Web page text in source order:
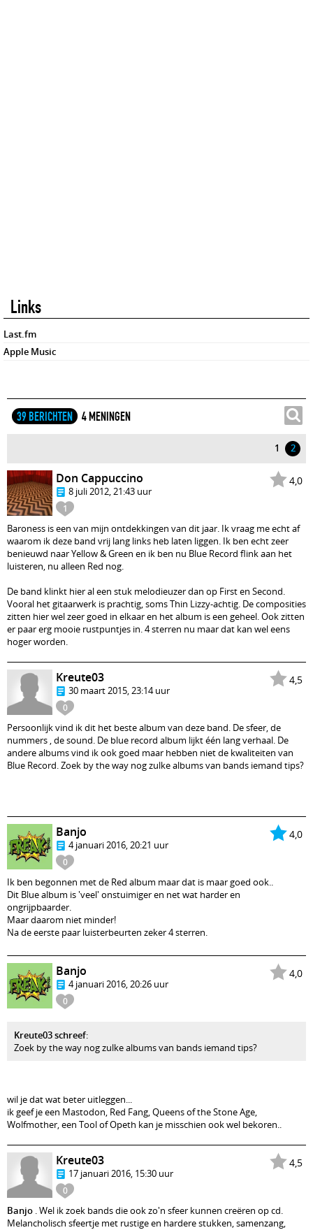
Links
Last.fm
Apple Music
39 BERICHTEN 4 MENINGEN
1 2
4,0
1
Don Cappuccino
8 juli 2012, 21:43 uur
Baroness is een van mijn ontdekkingen van dit jaar. Ik vraag me echt af
waarom ik deze band vrij lang links heb laten liggen. Ik ben echt zeer
benieuwd naar Yellow & Green en ik ben nu Blue Record flink aan het
luisteren, nu alleen Red nog.
De band klinkt hier al een stuk melodieuzer dan op First en Second.
Vooral het gitaarwerk is prachtig, soms Thin Lizzy-achtig. De composities
zitten hier wel zeer goed in elkaar en het album is een geheel. Ook zitten
er paar erg mooie rustpuntjes in. 4 sterren nu maar dat kan wel eens
hoger worden.
4,5
0
Kreute03
30 maart 2015, 23:14 uur
Persoonlijk vind ik dit het beste album van deze band. De sfeer, de
nummers , de sound. De blue record album lijkt één lang verhaal. De
andere albums vind ik ook goed maar hebben niet de kwaliteiten van
Blue Record. Zoek by the way nog zulke albums van bands iemand tips?
4,0
0
Banjo
4 januari 2016, 20:21 uur
Ik ben begonnen met de Red album maar dat is maar goed ook..
Dit Blue album is 'veel' onstuimiger en net wat harder en
ongrijpbaarder.
Maar daarom niet minder!
Na de eerste paar luisterbeurten zeker 4 sterren.
4,0
0
Banjo
4 januari 2016, 20:26 uur
Kreute03 schreef:
Zoek by the way nog zulke albums van bands iemand tips?
wil je dat wat beter uitleggen...
ik geef je een Mastodon, Red Fang, Queens of the Stone Age,
Wolfmother, een Tool of Opeth kan je misschien ook wel bekoren..
4,5
0
Kreute03
17 januari 2016, 15:30 uur
Banjo . Wel ik zoek bands die ook zo'n sfeer kunnen creëren op cd.
Melancholisch sfeertje met rustige en hardere stukken, samenzang,